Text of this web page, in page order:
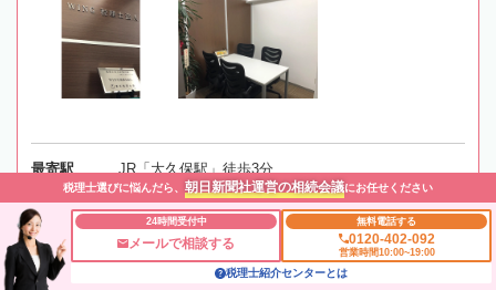
最寄駅 JR「大久保駅」徒歩3分
所在地 〒169-0074 東京都新宿区北新宿1-1-16 JSビル503
地図
税理士選びに悩んだら、 朝日新聞社運営の相続会議にお任せください
24時間受付中
メールで相談する
無料電話する
0120-402-092
営業時間10:00~19:00
税理士紹介センターとは